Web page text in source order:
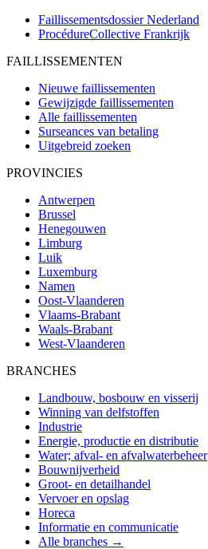
Faillissementsdossier Nederland
ProcédureCollective Frankrijk
FAILLISSEMENTEN
Nieuwe faillissementen
Gewijzigde faillissementen
Alle faillissementen
Surseances van betaling
Uitgebreid zoeken
PROVINCIES
Antwerpen
Brussel
Henegouwen
Limburg
Luik
Luxemburg
Namen
Oost-Vlaanderen
Vlaams-Brabant
Waals-Brabant
West-Vlaanderen
BRANCHES
Landbouw, bosbouw en visserij
Winning van delfstoffen
Industrie
Energie, productie en distributie
Water; afval- en afvalwaterbeheer
Bouwnijverheid
Groot- en detailhandel
Vervoer en opslag
Horeca
Informatie en communicatie
Alle branches →